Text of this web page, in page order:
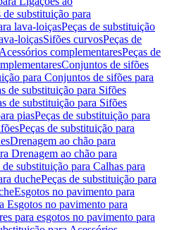
de substituição para
lava-loiçasPeças de substituição
loiçasSifões curvosPeças de
Acessórios complementaresPeças de
Conjuntos de sifões
para Conjuntos de sifões para
de substituição para Sifões
de substituição para Sifões
piasPeças de substituição para
Peças de substituição para
Drenagem ao chão para
Drenagem ao chão para
de substituição para Calhas para
duchePeças de substituição para
Esgotos no pavimento para
Esgotos no pavimento para
para esgotos no pavimento para